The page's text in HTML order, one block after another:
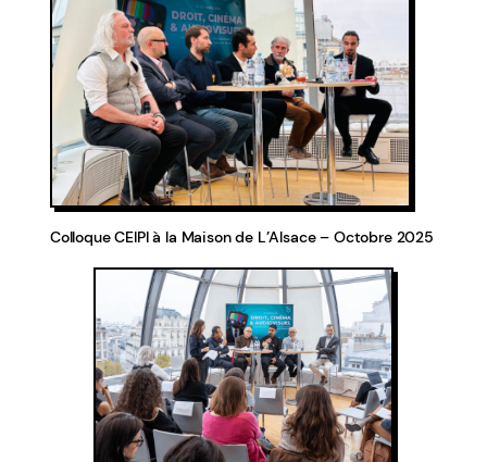
Colloque CEIPI à la Maison de L’Alsace – Octobre 2025